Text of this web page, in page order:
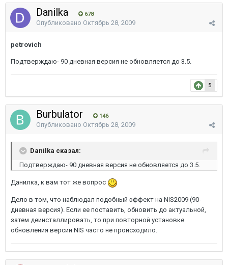
Danilka 678
Опубликовано Октябрь 28, 2009
petrovich
Подтверждаю- 90 дневная версия не обновляется до 3.5.
5
Burbulator 146
Опубликовано Октябрь 28, 2009
Danilka сказал:
Подтверждаю- 90 дневная версия не обновляется до 3.5.
Данилка, к вам тот же вопрос
Дело в том, что наблюдал подобный эффект на NIS2009 (90-
дневная версия). Если ее поставить, обновить до актуальной,
затем деинсталлировать, то при повторной установке
обновления версии NIS часто не происходило.